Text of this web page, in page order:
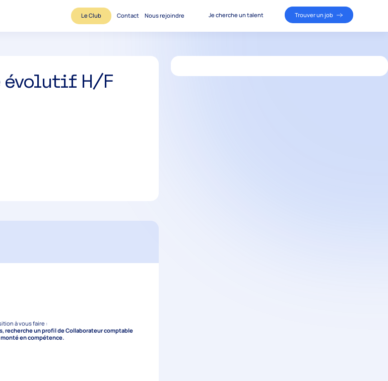
Le Club Contact Nous rejoindre Je cherche un talent Trouver un job
évolutif H/F
à vous faire :
recherche un profil de Collaborateur comptable
monté en compétence.